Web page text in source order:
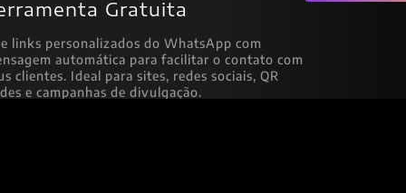
Gratuita
links personalizados do WhatsApp com
automática para facilitar o contato com
clientes. Ideal para sites, redes sociais, QR
e campanhas de divulgação.